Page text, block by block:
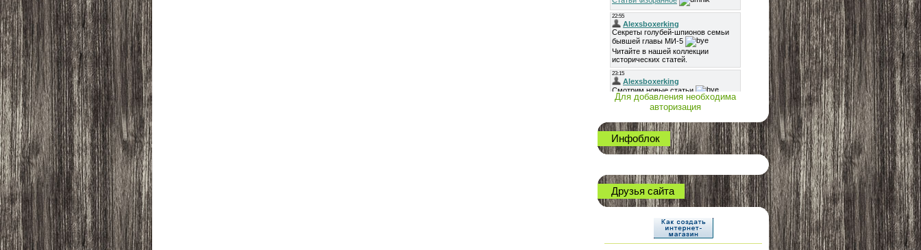
Для добавления необходима
авторизация
Инфоблок
Друзья сайта